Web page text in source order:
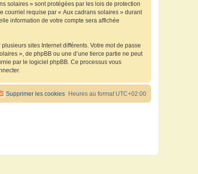
solaires » sont protégées par les lois de protection
courriel requise par « Aux cadrans solaires » durant
information de votre compte sera affichée
sites Internet différents. Votre mot de passe
», de phpBB ou une d’une tierce partie ne peut
par le logiciel phpBB. Ce processus vous
Heures au format UTC+02:00
Supprimer les cookies